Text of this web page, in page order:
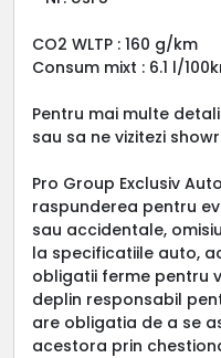
CO2 WLTP : 160 g/km
Consum mixt : 6.1 l/
Pentru mai multe
sau sa ne vizitezi
Pro Group Exclusiv
raspunderea pentru
sau accidentale,
la specificatiile auto,
obligatii ferme pentru
deplin responsabil
are obligatia de a se
acestora prin